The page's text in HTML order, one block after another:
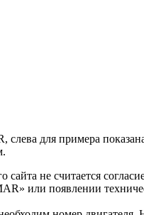
слева для примера
сайта не считается
или появлении